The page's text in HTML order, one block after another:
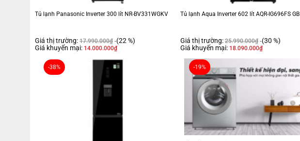
Tủ lạnh Panasonic Inverter 300 lít NR-BV331WGKV
Giá thị trường: 17.990.000₫ (22 %)
Giá khuyến mại: 14.000.000₫
Tủ lạnh Aqua Inverter 602 lít AQR-IG696FS GB
Giá thị trường: 25.990.000₫ (30 %)
Giá khuyến mại: 18.090.000₫
-38% -19%